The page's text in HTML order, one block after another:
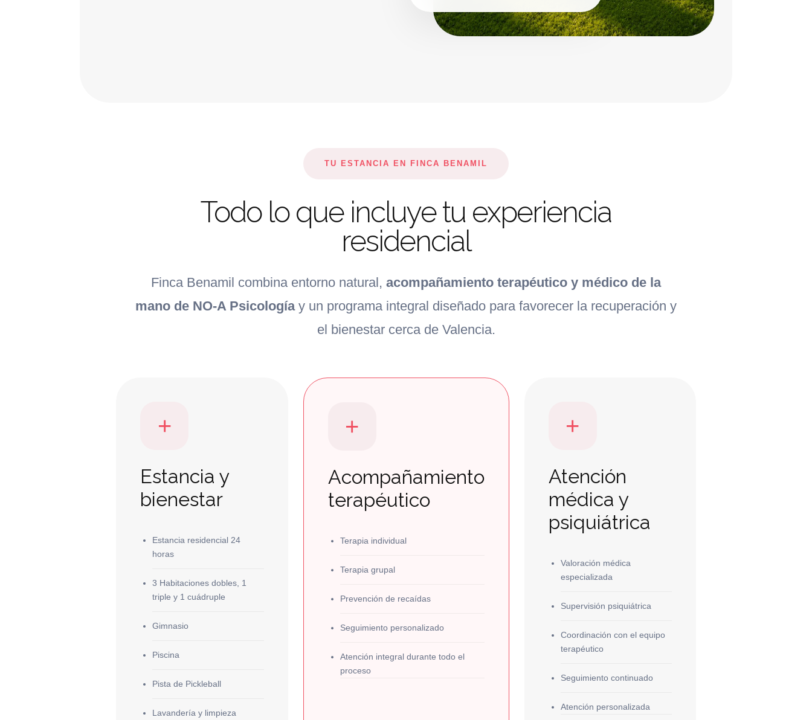
TU ESTANCIA EN FINCA BENAMIL
Todo lo que incluye tu experiencia
residencial
Finca Benamil combina entorno natural, acompañamiento terapéutico y médico de la
mano de NO-A Psicologíay un programa integral diseñado para favorecer la recuperación y
el bienestar cerca de Valencia.
+
Estancia y
bienestar
Estancia residencial 24
horas
3 Habitaciones dobles, 1
triple y 1 cuádruple
Gimnasio
Piscina
Pista de Pickleball
Lavandería y limpieza
+
Acompañamiento
terapéutico
Terapia individual
Terapia grupal
Prevención de recaídas
Seguimiento personalizado
Atención integral durante todo el
proceso
+
Atención
médica y
psiquiátrica
Valoración médica
especializada
Supervisión psiquiátrica
Coordinación con el equipo
terapéutico
Seguimiento continuado
Atención personalizada